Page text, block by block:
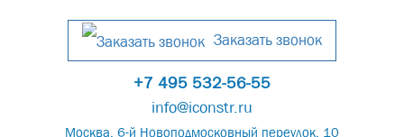
Заказать звонок
+7 495 532-56-55
info@iconstr.ru
Москва, 6-й Новоподмосковный переулок, 10